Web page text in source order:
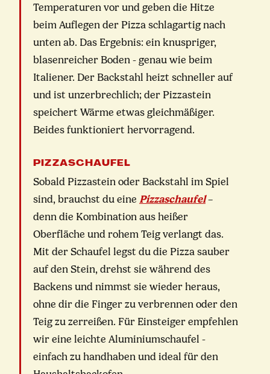
Temperaturen vor und geben die Hitze
beim Auflegen der Pizza schlagartig nach
unten ab. Das Ergebnis: ein knuspriger,
blasenreicher Boden - genau wie beim
Italiener. Der Backstahl heizt schneller auf
und ist unzerbrechlich; der Pizzastein
speichert Wärme etwas gleichmäßiger.
Beides funktioniert hervorragend.
PIZZASCHAUFEL
Sobald Pizzastein oder Backstahl im Spiel
sind, brauchst du eine Pizzaschaufel–
denn die Kombination aus heißer
Oberfläche und rohem Teig verlangt das.
Mit der Schaufel legst du die Pizza sauber
auf den Stein, drehst sie während des
Backens und nimmst sie wieder heraus,
ohne dir die Finger zu verbrennen oder den
Teig zu zerreißen. Für Einsteiger empfehlen
wir eine leichte Aluminiumschaufel -
einfach zu handhaben und ideal für den